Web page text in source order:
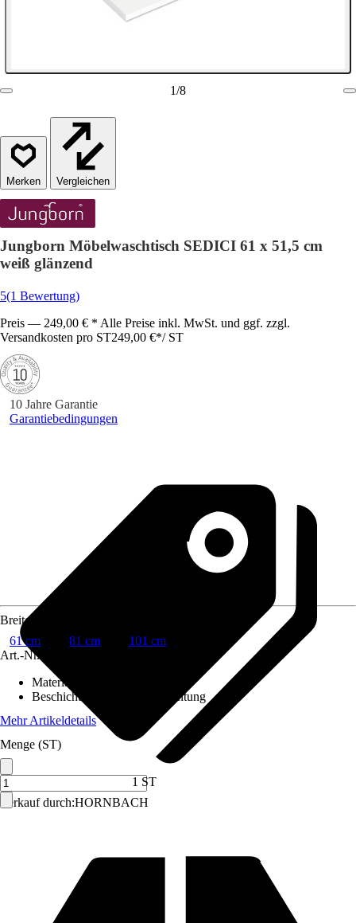
1/8
Vergleichen
Jungborn Möbelwaschtisch SEDICI 61 x 51,5 cm
weiß glänzend
5(1 Bewertung)
Preis — 249,00 € * Alle Preise inkl. MwSt. und ggf. zzgl.
Versandkosten pro ST249,00 €*/ ST
10 Jahre Garantie
Garantiebedingungen
Verkauf durch:HORNBACH
Breite
61 cm
81 cm
101 cm
Art.-Nr.
Material
Beschichtung
Ohne Beschichtung
Mehr Artikeldetails
Menge (ST)
1 ST